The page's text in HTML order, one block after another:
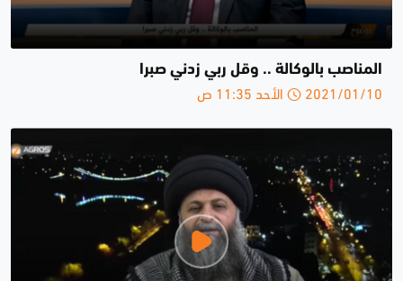
المناصب بالوكالة .. وقل ربي زدني صبرا
2021/01/10 الأحد 11:35 ص